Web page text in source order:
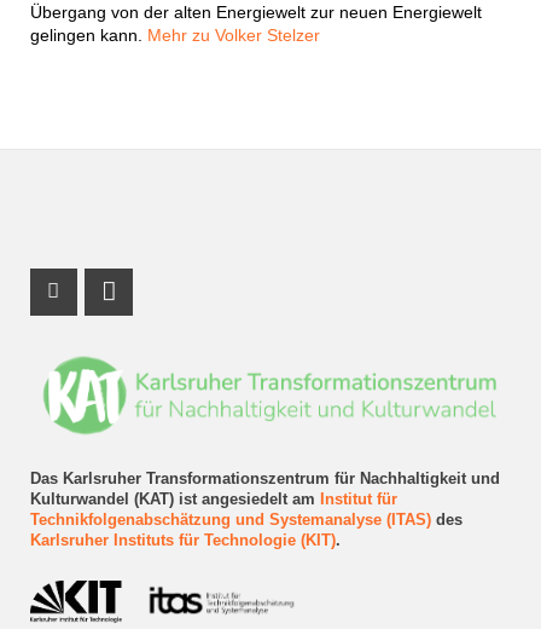
Übergang von der alten Energiewelt zur neuen Energiewelt
gelingen kann. Mehr zu Volker Stelzer
Das Karlsruher Transformationszentrum für Nachhaltigkeit und
Kulturwandel (KAT) ist angesiedelt am
Institut für
Technikfolgenabschätzung und Systemanalyse (ITAS)des
Karlsruher Instituts für Technologie (KIT).
Instagram Profil
LinkedIn Profil